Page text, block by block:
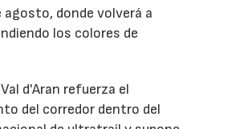
agosto, donde volverá a
los colores de
d'Aran refuerza el
del corredor dentro del